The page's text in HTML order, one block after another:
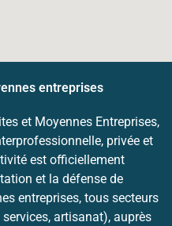
entreprises
et Moyennes Entreprises,
privée et
est officiellement
et la défense de
entreprises, tous secteurs
artisanat), auprès